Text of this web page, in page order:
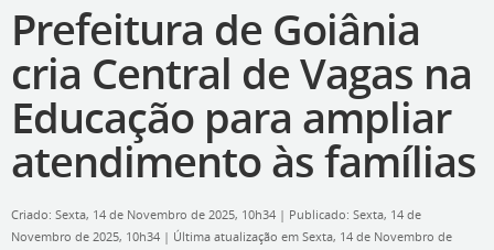
Prefeitura de Goiânia
cria Central de Vagas na
Educação para ampliar
atendimento às famílias
Criado: Sexta, 14 de Novembro de 2025, 10h34 | Publicado: Sexta, 14 de
Novembro de 2025, 10h34 | Última atualização em Sexta, 14 de Novembro de